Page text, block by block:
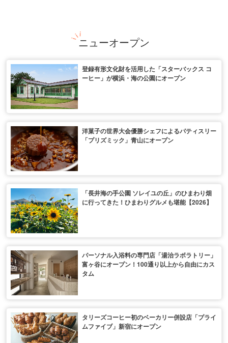
ニューオープン
登録有形文化財を活用した「スターバックス コ
ーヒー」が横浜・海の公園にオープン
洋菓子の世界大会優勝シェフによるパティスリー
「プリズミック」青山にオープン
「長井海の手公園 ソレイユの丘」のひまわり畑
に行ってきた！ひまわりグルメも堪能【2026】
パーソナル入浴料の専門店「湯治ラボラトリー」
富ヶ谷にオープン！100通り以上から自由にカス
タム
タリーズコーヒー初のベーカリー併設店「プライ
ムファイブ」新宿にオープン